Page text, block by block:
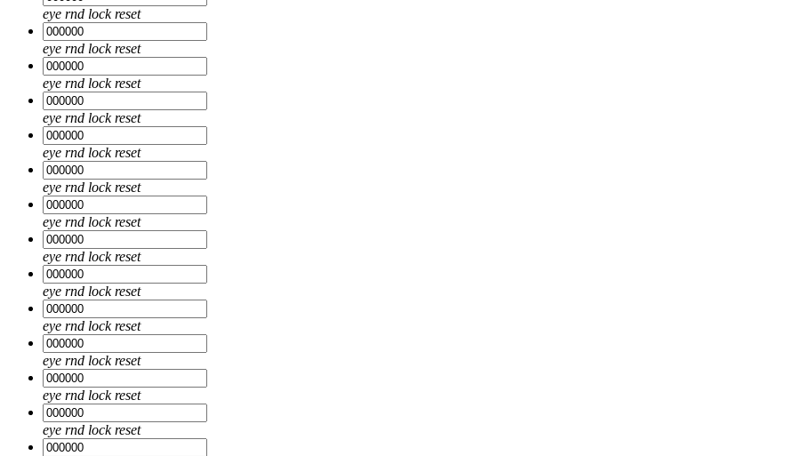
eye rnd lock reset
eye rnd lock reset
eye rnd lock reset
eye rnd lock reset
eye rnd lock reset
eye rnd lock reset
eye rnd lock reset
eye rnd lock reset
eye rnd lock reset
eye rnd lock reset
eye rnd lock reset
eye rnd lock reset
eye rnd lock reset